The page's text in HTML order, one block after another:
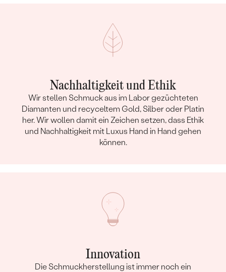
Nachhaltigkeit und Ethik
Wir stellen Schmuck aus im Labor gezüchteten
Diamanten und recyceltem Gold, Silber oder Platin
her. Wir wollen damit ein Zeichen setzen, dass Ethik
und Nachhaltigkeit mit Luxus Hand in Hand gehen
können.
Innovation
Die Schmuckherstellung ist immer noch ein